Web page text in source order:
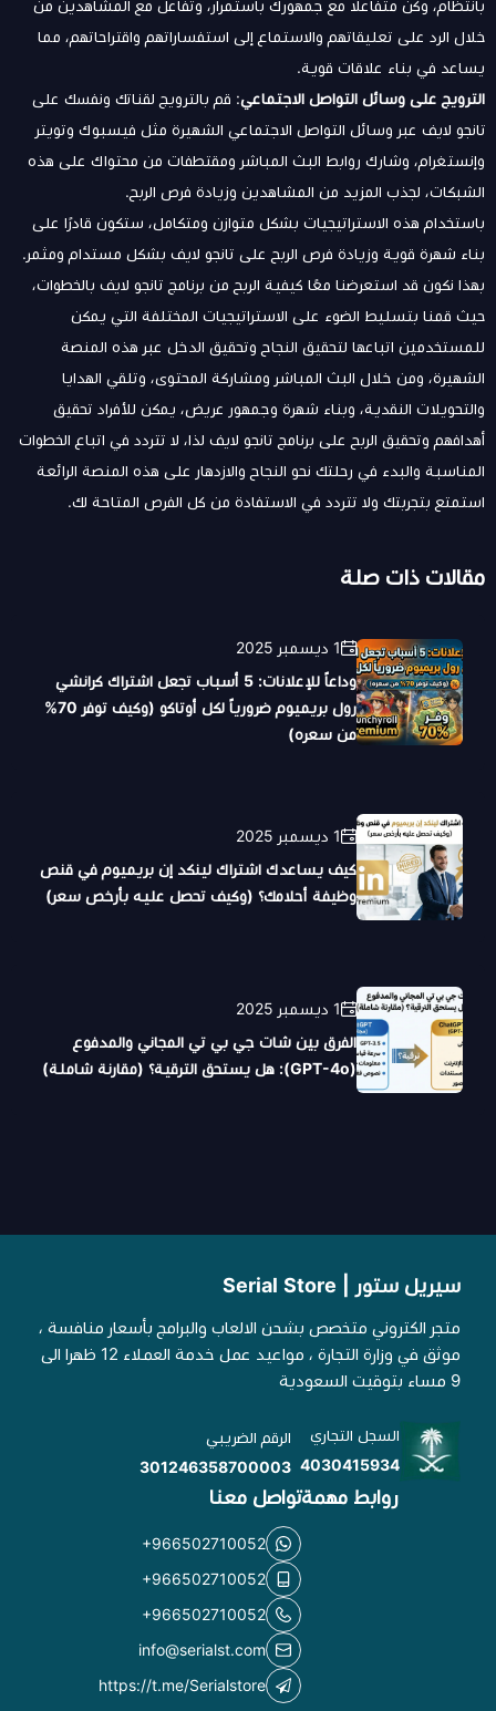
بانتظام، وكن متفاعلًا مع جمهورك باستمرار، وتفاعل مع المشاهدين من
خلال الرد على تعليقاتهم والاستماع إلى استفساراتهم واقتراحاتهم، مما
يساعد في بناء علاقات قوية.
الترويج على وسائل التواصل الاجتماعي: قم بالترويج لقناتك ونفسك على
تانجو لايف عبر وسائل التواصل الاجتماعي الشهيرة مثل فيسبوك وتويتر
وإنستغرام، وشارك روابط البث المباشر ومقتطفات من محتواك على هذه
الشبكات، لجذب المزيد من المشاهدين وزيادة فرص الربح.
باستخدام هذه الاستراتيجيات بشكل متوازن ومتكامل، ستكون قادرًا على
بناء شهرة قوية وزيادة فرص الربح على تانجو لايف بشكل مستدام ومثمر.
بهذا نكون قد استعرضنا معًا كيفية الربح من برنامج تانجو لايف بالخطوات،
حيث قمنا بتسليط الضوء على الاستراتيجيات المختلفة التي يمكن
للمستخدمين اتباعها لتحقيق النجاح وتحقيق الدخل عبر هذه المنصة
الشهيرة، ومن خلال البث المباشر ومشاركة المحتوى، وتلقي الهدايا
والتحويلات النقدية، وبناء شهرة وجمهور عريض، يمكن للأفراد تحقيق
أهدافهم وتحقيق الربح على برنامج تانجو لايف لذا، لا تتردد في اتباع الخطوات
المناسبة والبدء في رحلتك نحو النجاح والازدهار على هذه المنصة الرائعة
استمتع بتجربتك ولا تتردد في الاستفادة من كل الفرص المتاحة لك.
مقالات ذات صلة
1 ديسمبر 2025
وداعاً للإعلانات: 5 أسباب تجعل اشتراك كرانشي
رول بريميوم ضرورياً لكل أوتاكو (وكيف توفر 70%
من سعره)
1 ديسمبر 2025
كيف يساعدك اشتراك لينكد إن بريميوم في قنص
وظيفة أحلامك؟ (وكيف تحصل عليه بأرخص سعر)
1 ديسمبر 2025
الفرق بين شات جي بي تي المجاني والمدفوع
(GPT-4o): هل يستحق الترقية؟ (مقارنة شاملة)
سيريل ستور | Serial Store
متجر الكتروني متخصص بشحن الالعاب والبرامج بأسعار منافسة ،
موثق في وزارة التجارة ، مواعيد عمل خدمة العملاء 12 ظهرا الى
9 مساء بتوقيت السعودية
السجل التجاري
4030415934
الرقم الضريبي
301246358700003
روابط مهمةتواصل معنا
+966502710052
+966502710052
+966502710052
info@serialst.com
https://t.me/Serialstore